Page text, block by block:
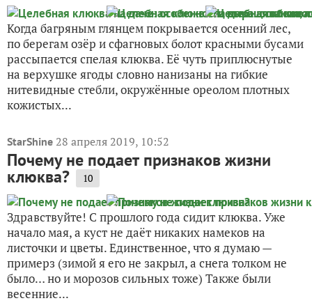
Когда багряным глянцем покрывается осенний лес,
по берегам озёр и сфагновых болот красными бусами
рассыпается спелая клюква. Её чуть приплюснутые
на верхушке ягоды словно нанизаны на гибкие
нитевидные стебли, окружённые ореолом плотных
кожистых...
StarShine 28 апреля 2019, 10:52
Почему не подает признаков жизни
клюква? 10
Здравствуйте! С прошлого года сидит клюква. Уже
начало мая, а куст не даёт никаких намеков на
листочки и цветы. Единственное, что я думаю —
примерз (зимой я его не закрыл, а снега толком не
было… но и морозов сильных тоже) Также были
весенние...